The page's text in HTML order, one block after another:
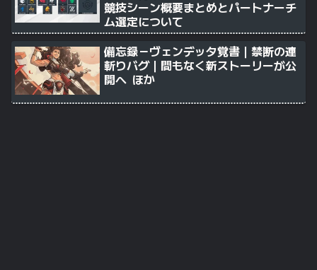
競技シーン概要まとめとパートナーチ
ム選定について
備忘録－ヴェンデッタ覚書｜禁断の連
斬りバグ｜間もなく新ストーリーが公
開へ ほか